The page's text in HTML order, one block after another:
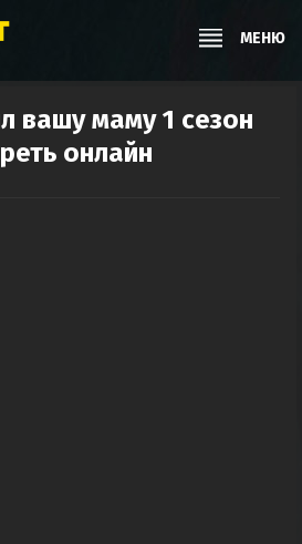
МЕНЮ
вашу маму 1 сезон
онлайн